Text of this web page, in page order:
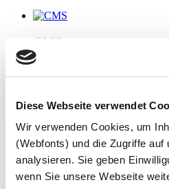
Diese Webseite verwendet
Wir verwenden Cookies, um
(Webfonts) und die Zugriffe auf
analysieren. Sie geben
wenn Sie unsere Webseite
CMS
Dozententätigkeit
Über mich